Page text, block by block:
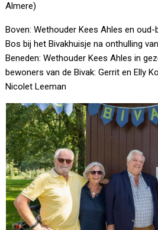
Almere)
Boven: Wethouder Kees Ahles en
Bos bij het Bivakhuisje na onthulling
Beneden: Wethouder Kees Ahles in
bewoners van de Bivak: Gerrit en Elly
Nicolet Leeman